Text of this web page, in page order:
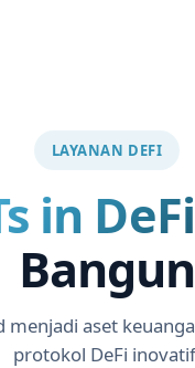
LAYANAN DEFI
in DeFi
Bangun
menjadi aset
protokol DeFi